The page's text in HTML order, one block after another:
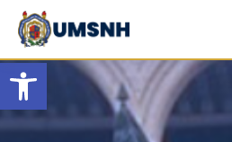
Open toolbar
Skip
content